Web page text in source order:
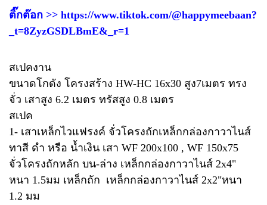
ติ๊กต๊อก >> https://www.tiktok.com/@happymeebaan?
_t=8ZyzGSDLBmE&_r=1
สเปคงาน
ขนาดโกดัง โครงสร้าง HW-HC 16x30 สูง7เมตร ทรง
จั่ว เสาสูง 6.2 เมตร ทรัสสูง 0.8 เมตร
สเปค
1- เสาเหล็กไวแฟรงค์ จั่วโครงถักเหล็กกล่องกาวาไนส์
ทาสี ดำ หรือ น้ำเงิน เสา WF 200x100 , WF 150x75
จั่วโครงถักหลัก บน-ล่าง เหล็กกล่องกาวาไนส์ 2x4"
หนา 1.5มม เหล็กถัก เหล็กกล่องกาวาไนส์ 2x2"หนา
1.2 มม